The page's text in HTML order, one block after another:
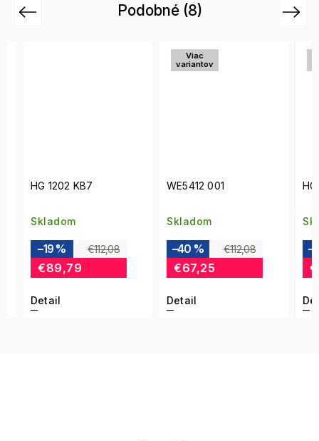
Podobné (8)
Previous
HG 1202 KB7
Skladom
€112,08
–19 %
€89,79
Detail
Viac
variantov
WE5412 001
Skladom
€112,08
–40 %
€67,25
Detail
HG
–24
Next